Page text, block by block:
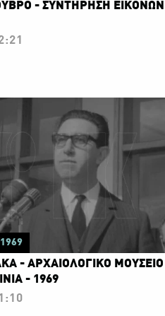
- ΣΥΝΤΗΡΗΣΗ ΕΙΚΟΝΩΝ
- ΑΡΧΑΙΟΛΟΓΙΚΟ ΜΟΥΣΕΙΟ
- 1969